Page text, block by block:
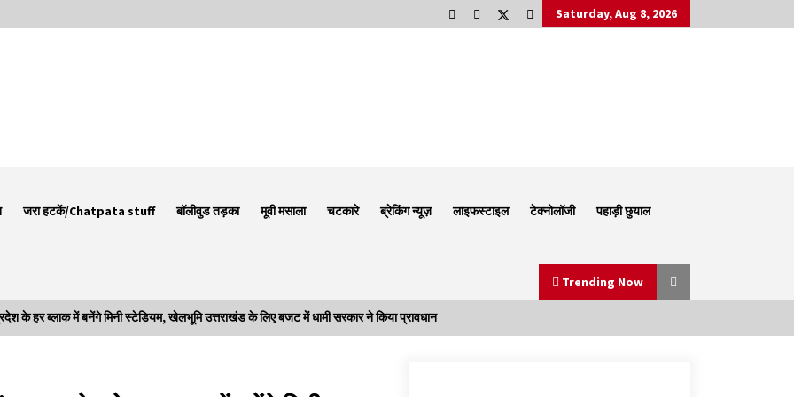
Saturday, Aug 8, 2026
जरा हटकें/Chatpata stuff बॉलीवुड तड़का मूवी मसाला चटकारे ब्रेकिंग न्यूज़ लाइफस्टाइल टेक्नोलॉजी पहाड़ी छुयाल
Trending Now
ब्लाक में बनेंगे मिनी स्टेडियम, खेलभूमि उत्तराखंड के लिए बजट में धामी सरकार ने किया प्रावधान